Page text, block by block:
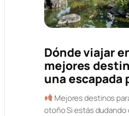
Dónde viajar
mejores
una escapada
Mejores destinos
otoño Si estás dudando